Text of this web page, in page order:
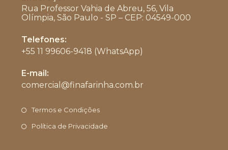
Rua Professor Vahia de Abreu, 56, Vila
Olímpia, São Paulo - SP – CEP: 04549-000
Telefones:
+55 11 99606-9418 (WhatsApp)
em
seu
E-mail:
comercial@finafarinha.com.brAbre
Termos e Condições
Política de Privacidade